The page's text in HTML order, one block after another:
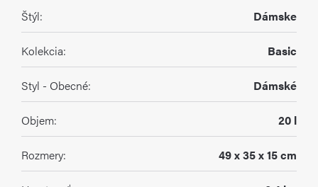
Štýl: Dámske
Kolekcia: Basic
Styl - Obecné: Dámské
Objem: 20 l
Rozmery: 49 x 35 x 15 cm